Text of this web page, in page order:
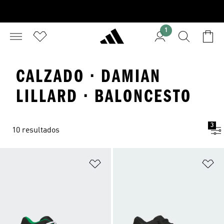
1
CALZADO · DAMIAN
LILLARD · BALONCESTO
10 resultados
3